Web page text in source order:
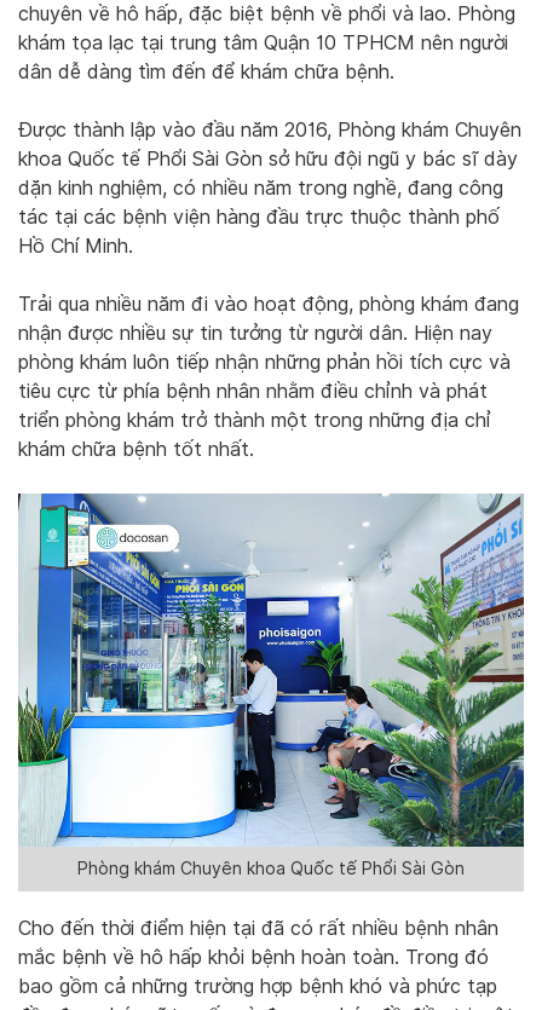
chuyên về hô hấp, đặc biệt bệnh về phổi và lao. Phòng
khám tọa lạc tại trung tâm Quận 10 TPHCM nên người
dân dễ dàng tìm đến để khám chữa bệnh.
Được thành lập vào đầu năm 2016, Phòng khám Chuyên
khoa Quốc tế Phổi Sài Gòn sở hữu đội ngũ y bác sĩ dày
dặn kinh nghiệm, có nhiều năm trong nghề, đang công
tác tại các bệnh viện hàng đầu trực thuộc thành phố
Hồ Chí Minh.
Trải qua nhiều năm đi vào hoạt động, phòng khám đang
nhận được nhiều sự tin tưởng từ người dân. Hiện nay
phòng khám luôn tiếp nhận những phản hồi tích cực và
tiêu cực từ phía bệnh nhân nhằm điều chỉnh và phát
triển phòng khám trở thành một trong những địa chỉ
khám chữa bệnh tốt nhất.
Phòng khám Chuyên khoa Quốc tế Phổi Sài Gòn
Cho đến thời điểm hiện tại đã có rất nhiều bệnh nhân
mắc bệnh về hô hấp khỏi bệnh hoàn toàn. Trong đó
bao gồm cả những trường hợp bệnh khó và phức tạp